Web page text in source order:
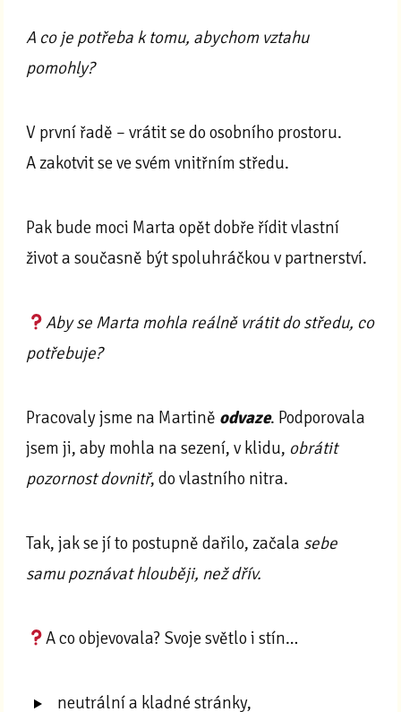
A co je potřeba k tomu, abychom vztahu
pomohly?
V první řadě – vrátit se do osobního prostoru.
A zakotvit se ve svém vnitřním středu.
Pak bude moci Marta opět dobře řídit vlastní
život a současně být spoluhráčkou v partnerství.
Aby se Marta mohla reálně vrátit do středu, co
potřebuje?
Pracovaly jsme na Martině odvaze. Podporovala
jsem ji, aby mohla na sezení, v klidu, obrátit
pozornost dovnitř, do vlastního nitra.
Tak, jak se jí to postupně dařilo, začala sebe
samupoznávat hlouběji, než dřív.
A co objevovala? Svoje světlo i stín…
neutrální a kladné stránky,